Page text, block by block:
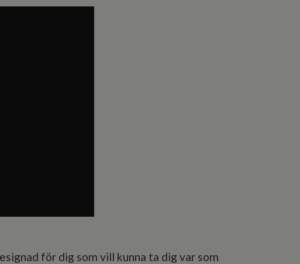
för dig som vill kunna ta dig var som